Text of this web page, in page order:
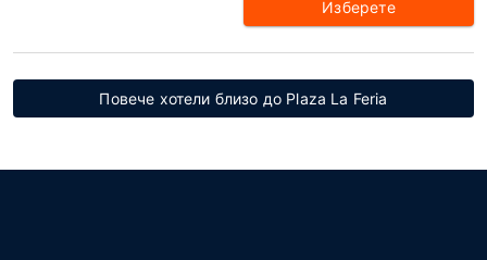
Изберете
Повече хотели близо до Plaza La Feria